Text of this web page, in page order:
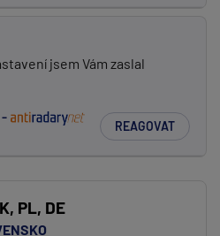
jsem Vám zaslal
-
REAGOVAT
PL, DE